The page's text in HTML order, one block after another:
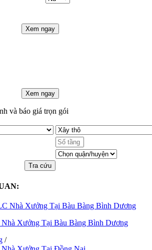
Xem ngay
Xem ngay
và báo giá trọn gói
Tra cứu
Xưởng Tại Bàu Bàng Bình Dương
/